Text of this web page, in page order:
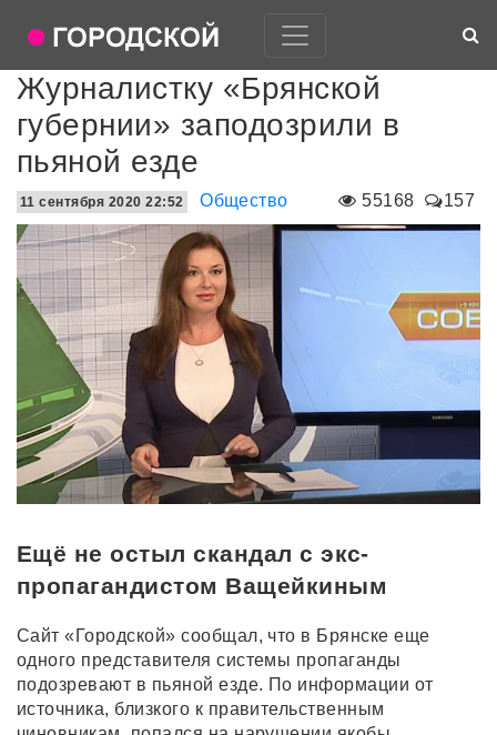
Журналистку «Брянской
губернии» заподозрили в
пьяной езде
55168 157
11 сентября 2020 22:52 Общество
Ещё не остыл скандал с экс-
пропагандистом Ващейкиным
Сайт «Городской» сообщал, что в Брянске еще
одного представителя системы пропаганды
подозревают в пьяной езде. По информации от
источника, близкого к правительственным